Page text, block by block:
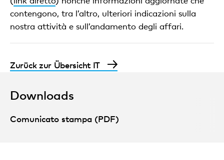
contengono, tra l’altro, ulteriori indicazioni sulla
nostra attività e sull’andamento degli affari.
Zurück zur Übersicht IT
Downloads
Comunicato stampa (PDF)